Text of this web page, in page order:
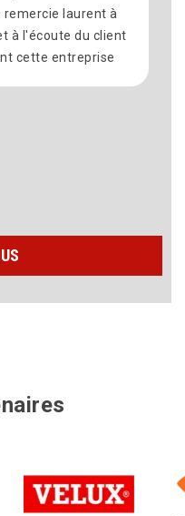
satisfait du résultat.
équipe sympathique et
délais ont été
propre à la fin. Merci